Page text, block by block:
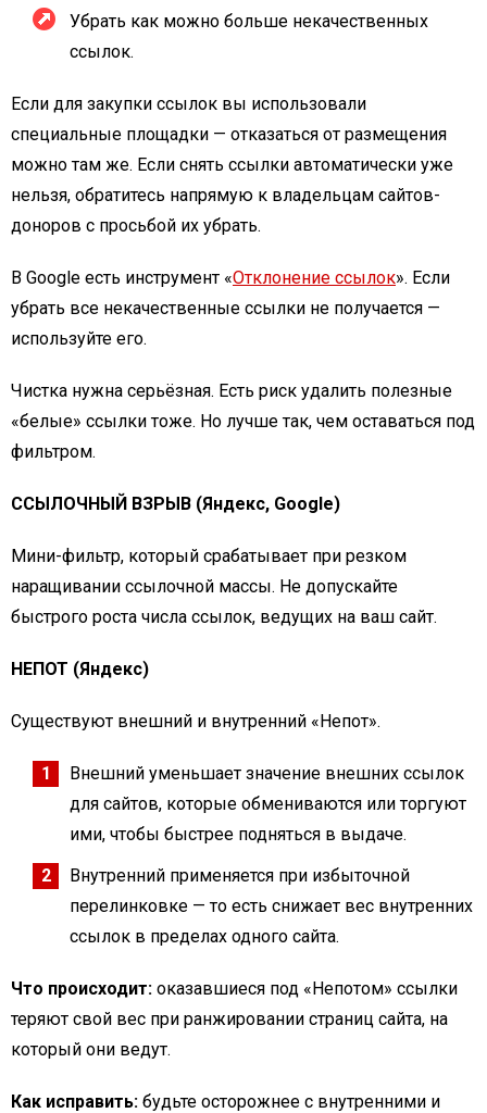
Убрать как можно больше некачественных
ссылок.
Если для закупки ссылок вы использовали
специальные площадки — отказаться от размещения
можно там же. Если снять ссылки автоматически уже
нельзя, обратитесь напрямую к владельцам сайтов-
доноров с просьбой их убрать.
В Google есть инструмент «Отклонение ссылок». Если
убрать все некачественные ссылки не получается —
используйте его.
Чистка нужна серьёзная. Есть риск удалить полезные
«белые» ссылки тоже. Но лучше так, чем оставаться под
фильтром.
ССЫЛОЧНЫЙ ВЗРЫВ (Яндекс, Google)
Мини-фильтр, который срабатывает при резком
наращивании ссылочной массы. Не допускайте
быстрого роста числа ссылок, ведущих на ваш сайт.
НЕПОТ (Яндекс)
Существуют внешний и внутренний «Непот».
Внешний уменьшает значение внешних ссылок
для сайтов, которые обмениваются или торгуют
ими, чтобы быстрее подняться в выдаче.
Внутренний применяется при избыточной
перелинковке — то есть снижает вес внутренних
ссылок в пределах одного сайта.
Что происходит: оказавшиеся под «Непотом» ссылки
теряют свой вес при ранжировании страниц сайта, на
который они ведут.
Как исправить: будьте осторожнее с внутренними и